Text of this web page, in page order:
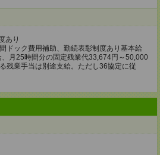
あり
ドック費用補助、勤続表彰制度あり基本給
月25時間分の固定残業代33,674円～50,000
残業手当は別途支給。ただし36協定に従